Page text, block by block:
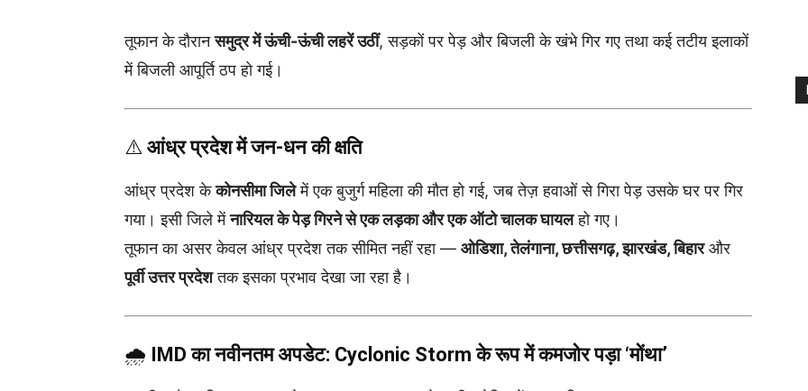
तूफान के दौरानसमुद्र में ऊंची-ऊंची लहरें उठीं, सड़कों पर पेड़ और बिजली के खंभे गिर गए तथा कई तटीय इलाकों
में बिजली आपूर्ति ठप हो गई।
⚠️ आंध्र प्रदेश में जन-धन की क्षति
आंध्र प्रदेश केकोनसीमा जिलेमें एक बुजुर्ग महिला की मौत हो गई, जब तेज़ हवाओं से गिरा पेड़ उसके घर पर गिर
गया। इसी जिले मेंनारियल के पेड़ गिरने से एक लड़का और एक ऑटो चालक घायलहो गए।
तूफान का असर केवल आंध्र प्रदेश तक सीमित नहीं रहा — ओडिशा, तेलंगाना, छत्तीसगढ़, झारखंड, बिहारऔर
पूर्वी उत्तर प्रदेशतक इसका प्रभाव देखा जा रहा है।
🌧️ IMD का नवीनतम अपडेट: Cyclonic Storm के रूप में कमजोर पड़ा ‘मोंथा’